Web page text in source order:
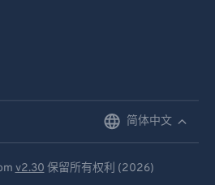
简体中文
v2.30 保留所有权利 (2026)